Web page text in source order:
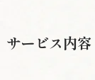
サービス内容